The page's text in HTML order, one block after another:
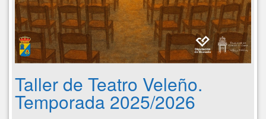
Taller de Teatro Veleño.
Temporada 2025/2026